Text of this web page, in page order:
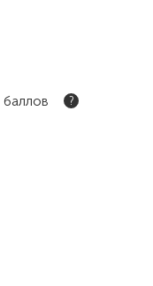
баллов ?